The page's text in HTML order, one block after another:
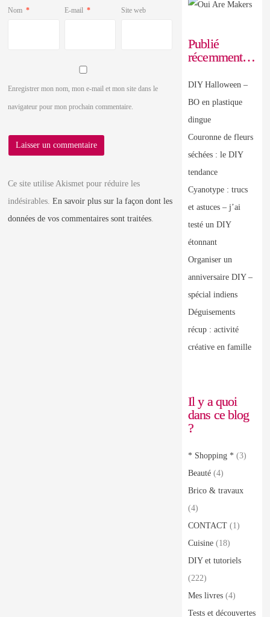
Nom * E-mail * Site web
Enregistrer mon nom, mon e-mail et mon site dans le
navigateur pour mon prochain commentaire.
Ce site utilise Akismet pour réduire les
indésirables.En savoir plus sur la façon dont les
données de vos commentaires sont traitées.
Publié
récemment…
DIY Halloween –
BO en plastique
dingue
Couronne de fleurs
séchées : le DIY
tendance
Cyanotype : trucs
et astuces – j’ai
testé un DIY
étonnant
Organiser un
anniversaire DIY –
spécial indiens
Déguisements
récup : activité
créative en famille
Il y a quoi
dans ce blog
?
* Shopping * (3)
Beauté (4)
Brico & travaux
(4)
CONTACT (1)
Cuisine (18)
DIY et tutoriels
(222)
Mes livres (4)
Tests et découvertes